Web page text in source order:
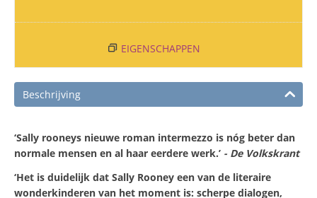
EIGENSCHAPPEN
Beschrijving
‘Sally rooneys nieuwe roman intermezzo is nóg beter dan
normale mensen en al haar eerdere werk.’ - De Volkskrant
‘Het is duidelijk dat Sally Rooney een van de literaire
wonderkinderen van het moment is: scherpe dialogen,